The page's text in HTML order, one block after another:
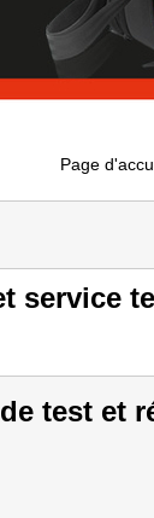
Page
service
test et